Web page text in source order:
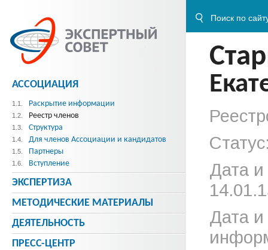
Дата
Дата и
АССОЦИАЦИЯ
1.1. Раскрытие информации
1.2. Реестр членов
1.3. Структура
1.4. Для членов Ассоциации и кандидатов
1.5. Партнеры
1.6. Вступление
ЭКСПЕРТИЗА
МЕТОДИЧЕСКИE МАТЕРИАЛЫ
ДЕЯТЕЛЬНОСТЬ
ПРЕСС-ЦЕНТР